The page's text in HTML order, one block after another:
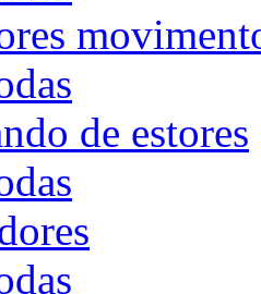
de estores